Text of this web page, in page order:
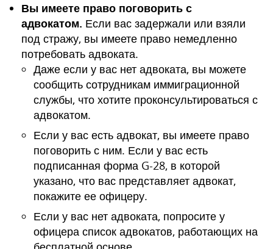
Вы имеете право поговорить с
адвокатом. Если вас задержали или взяли
под стражу, вы имеете право немедленно
потребовать адвоката.
Даже если у вас нет адвоката, вы можете
сообщить сотрудникам иммиграционной
службы, что хотите проконсультироваться с
адвокатом.
Если у вас есть адвокат, вы имеете право
поговорить с ним. Если у вас есть
подписанная форма G-28, в которой
указано, что вас представляет адвокат,
покажите ее офицеру.
Если у вас нет адвоката, попросите у
офицера список адвокатов, работающих на